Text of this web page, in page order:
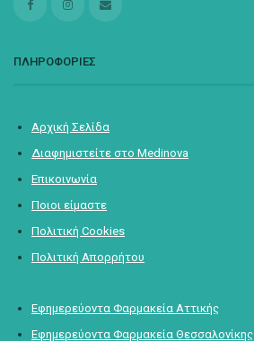
ΠΛΗΡΟΦΟΡΙΕΣ
Αρχική Σελίδα
Διαφημιστείτε στο Medinova
Επικοινωνία
Ποιοι είμαστε
Πολιτική Cookies
Πολιτική Απορρήτου
Εφημερεύοντα Φαρμακεία Αττικής
Εφημερεύοντα Φαρμακεία Θεσσαλονίκης